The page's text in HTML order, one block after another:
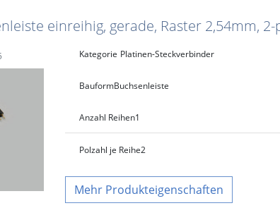
einreihig, gerade, Raster 2,54mm,
Kategorie Platinen-Steckverbinder
BauformBuchsenleiste
Anzahl Reihen1
Polzahl je Reihe2
Produkteigenschaften